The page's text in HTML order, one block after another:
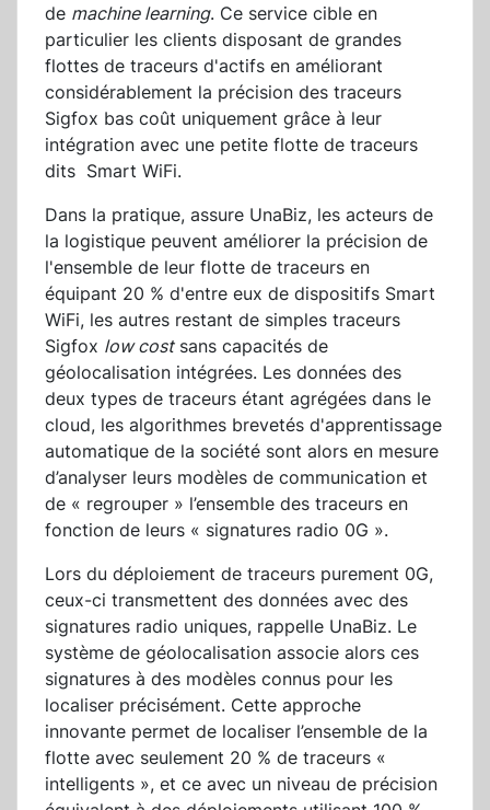
de machine learning. Ce service cible en
particulier les clients disposant de grandes
flottes de traceurs d'actifs en améliorant
considérablement la précision des traceurs
Sigfox bas coût uniquement grâce à leur
intégration avec une petite flotte de traceurs
dits Smart WiFi.
Dans la pratique, assure UnaBiz, les acteurs de
la logistique peuvent améliorer la précision de
l'ensemble de leur flotte de traceurs en
équipant 20 % d'entre eux de dispositifs Smart
WiFi, les autres restant de simples traceurs
Sigfox low costsans capacités de
géolocalisation intégrées. Les données des
deux types de traceurs étant agrégées dans le
cloud, les algorithmes brevetés d'apprentissage
automatique de la société sont alors en mesure
d’analyser leurs modèles de communication et
de « regrouper » l’ensemble des traceurs en
fonction de leurs « signatures radio 0G ».
Lors du déploiement de traceurs purement 0G,
ceux-ci transmettent des données avec des
signatures radio uniques, rappelle UnaBiz. Le
système de géolocalisation associe alors ces
signatures à des modèles connus pour les
localiser précisément. Cette approche
innovante permet de localiser l’ensemble de la
flotte avec seulement 20 % de traceurs «
intelligents », et ce avec un niveau de précision